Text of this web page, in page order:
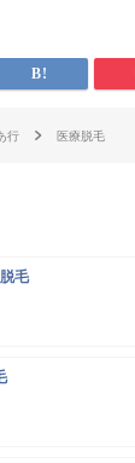
行 医療脱毛
毛